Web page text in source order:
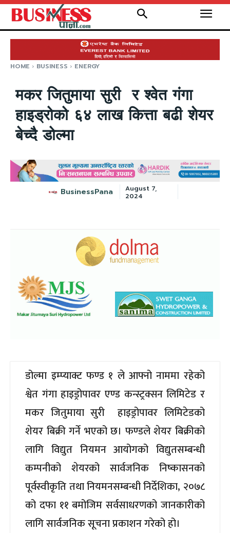
HOME BUSINESS ENERGY
मकर जितुमाया सुरी र श्वेत गंगा
हाइड्रोको ६४ लाख कित्ता बढी शेयर
बेच्दै डोल्मा
BusinessPana
August 7,
2024
डोल्मा इम्प्याक्ट फण्ड १ ले आफ्नो नाममा रहेको
श्वेत गंगा हाइड्रोपावर एण्ड कन्स्ट्रक्सन लिमिटेड र
मकर जितुमाया सुरी हाइड्रोपावर लिमिटेडको
शेयर बिक्री गर्ने भएको छ। फण्डले शेयर बिक्रीको
लागि विद्युत नियमन आयोगको विद्युतसम्बन्धी
कम्पनीको शेयरको सार्वजनिक निष्कासनको
पूर्वस्वीकृति तथा नियमनसम्बन्धी निर्देशिका, २०७८
को दफा ११ बमोजिम सर्वसाधरणको जानकारीको
लागि सार्वजनिक सूचना प्रकाशन गरेको हो।